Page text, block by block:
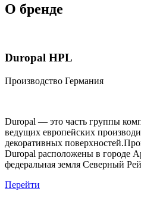
О бренде
Duropal HPL
Производство Германия
Duropal — это часть группы
ведущих европейских
декоративных
Duropal расположены в городе
федеральная земля Северный
Перейти